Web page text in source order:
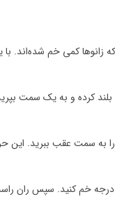
زانوها کمی خم شده‌اند.
بلند کرده و به یک سمت
سمت عقب ببرید. این